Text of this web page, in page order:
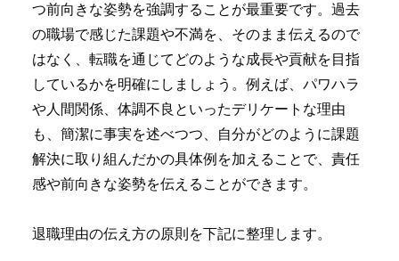
つ前向きな姿勢を強調することが最重要です。過去
の職場で感じた課題や不満を、そのまま伝えるので
はなく、転職を通じてどのような成長や貢献を目指
しているかを明確にしましょう。例えば、パワハラ
や人間関係、体調不良といったデリケートな理由
も、簡潔に事実を述べつつ、自分がどのように課題
解決に取り組んだかの具体例を加えることで、責任
感や前向きな姿勢を伝えることができます。
退職理由の伝え方の原則を下記に整理します。